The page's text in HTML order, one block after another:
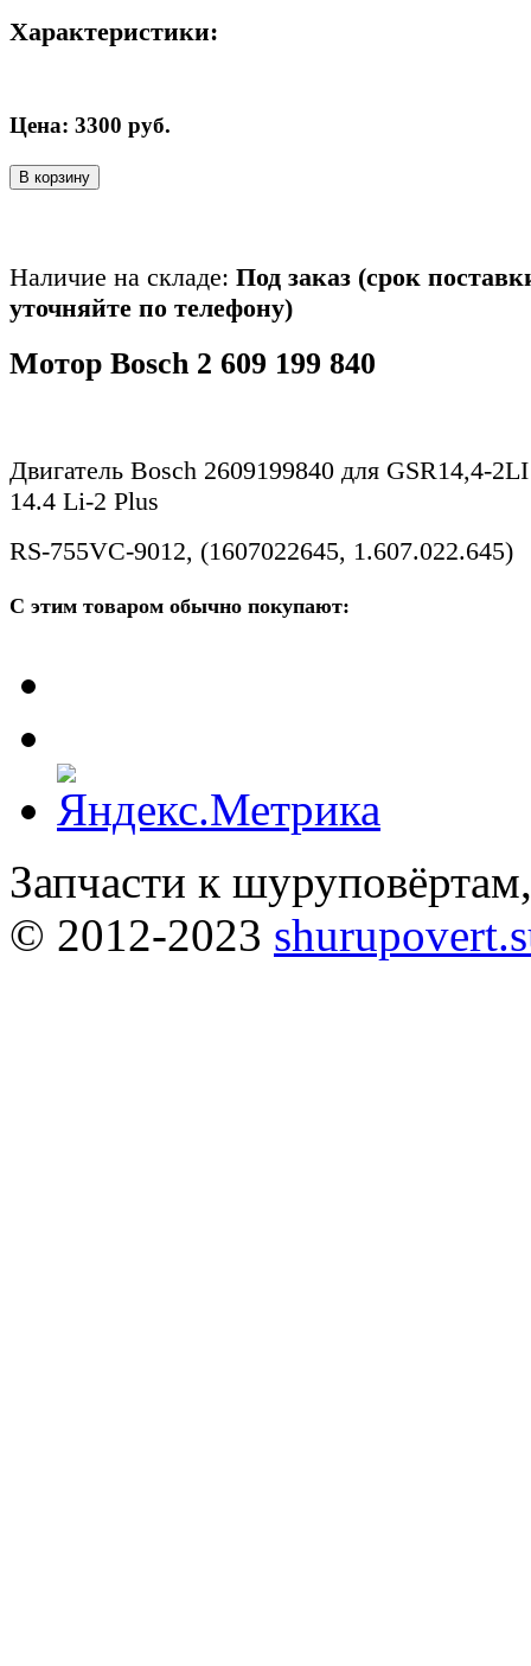
Характеристики:
Цена: 3300 руб.
В корзину
Наличие на складе: Под заказ (срок
уточняйте по телефону)
Мотор Bosch 2 609 199 840
Двигатель Bosch 2609199840 для GSR14,4-
14.4 Li-2 Plus
RS-755VC-9012, (1607022645, 1.607.022.645)
С этим товаром обычно покупают:
Запчасти к
© 2012-2023